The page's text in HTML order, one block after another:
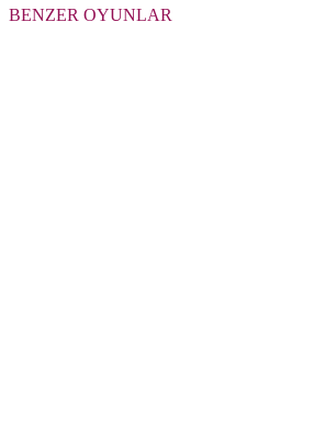
BENZER OYUNLAR